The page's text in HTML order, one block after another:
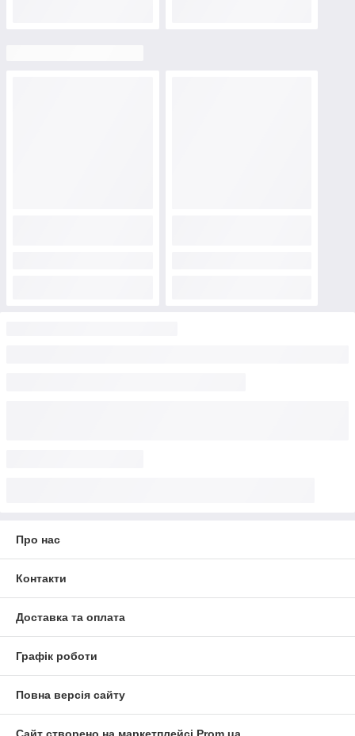
Про нас
Контакти
Доставка та оплата
Графік роботи
Повна версія сайту
Сайт створено на маркетплейсі Prom.ua